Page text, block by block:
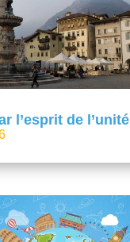
l’esprit de l’unité